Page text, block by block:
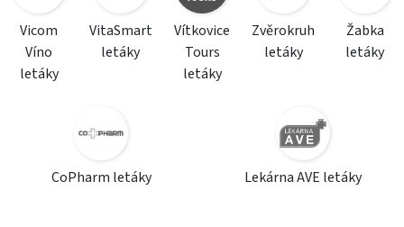
Vicom
Víno
letáky
VitaSmart
letáky
Vítkovice
Tours
letáky
Zvěrokruh
letáky
Žabka
letáky
CoPharm letáky Lekárna AVE letáky